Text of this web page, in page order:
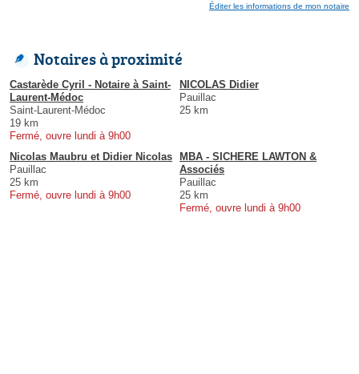
Éditer les informations de mon notaire
Notaires à proximité
Castarède Cyril - Notaire à Saint-
Laurent-Médoc
Saint-Laurent-Médoc
19 km
Fermé, ouvre lundi à 9h00
NICOLAS Didier
Pauillac
25 km
Nicolas Maubru et Didier Nicolas
Pauillac
25 km
Fermé, ouvre lundi à 9h00
MBA - SICHERE LAWTON &
Associés
Pauillac
25 km
Fermé, ouvre lundi à 9h00